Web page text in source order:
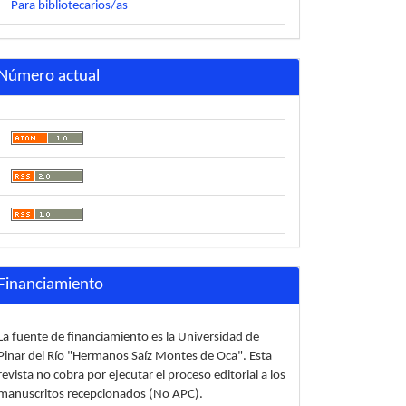
Para bibliotecarios/as
actual
fuente de financiamiento es la Universidad de
del Río "Hermanos Saíz Montes de Oca". Esta
no cobra por ejecutar el proceso editorial a los
recepcionados (No APC).